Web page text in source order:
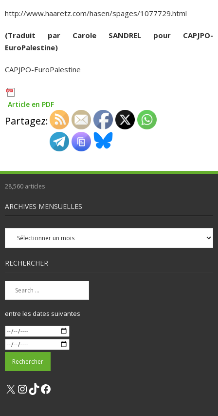
http://www.haaretz.com/hasen/spages/1077729.html
(Traduit par Carole SANDREL pour CAPJPO-
EuroPalestine)
CAPJPO-EuroPalestine
Article en PDF
Partagez:
28,560 articles
ARCHIVES MENSUELLES
Archives
mensuelles
RECHERCHER
entre les dates suivantes
X Instagram
TikTok